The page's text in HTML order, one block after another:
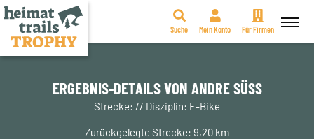
Zum
Suche Mein Konto Für Firmen
ERGEBNIS-DETAILS VON ANDRE SÜSS
Strecke: // Disziplin: E-Bike
Zurückgelegte Strecke: 9,20 km